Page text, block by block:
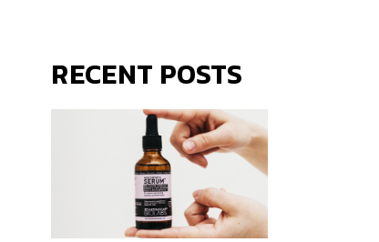
RECENT POSTS